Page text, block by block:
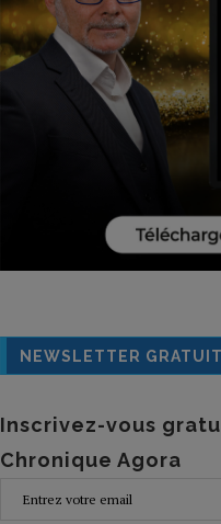
NEWSLETTER
Inscrivez-vous
Chronique Agora